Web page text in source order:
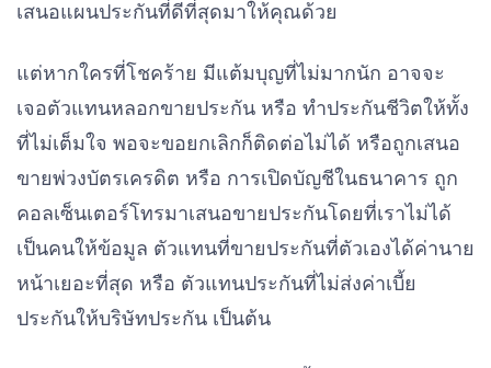
เสนอแผนประกันที่ดีที่สุดมาให้คุณด้วย
แต่หากใครที่โชคร้าย มีแต้มบุญที่ไม่มากนัก อาจจะ
เจอตัวแทนหลอกขายประกัน หรือ ทำประกันชีวิตให้ทั้ง
ที่ไม่เต็มใจ พอจะขอยกเลิกก็ติดต่อไม่ได้ หรือถูกเสนอ
ขายพ่วงบัตรเครดิต หรือ การเปิดบัญชีในธนาคาร ถูก
คอลเซ็นเตอร์โทรมาเสนอขายประกันโดยที่เราไม่ได้
เป็นคนให้ข้อมูล ตัวแทนที่ขายประกันที่ตัวเองได้ค่านาย
หน้าเยอะที่สุด หรือ ตัวแทนประกันที่ไม่ส่งค่าเบี้ย
ประกันให้บริษัทประกัน เป็นต้น